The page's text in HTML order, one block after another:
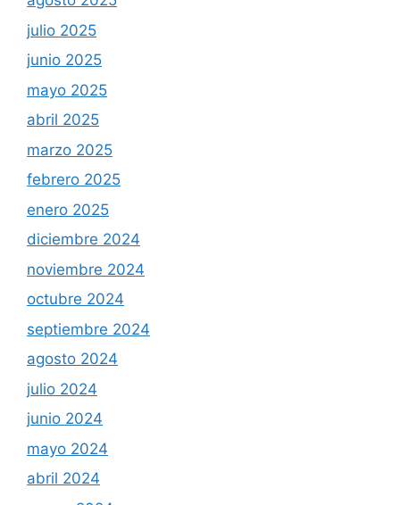
julio 2025
junio 2025
mayo 2025
abril 2025
marzo 2025
febrero 2025
enero 2025
diciembre 2024
noviembre 2024
octubre 2024
septiembre 2024
agosto 2024
julio 2024
junio 2024
mayo 2024
abril 2024